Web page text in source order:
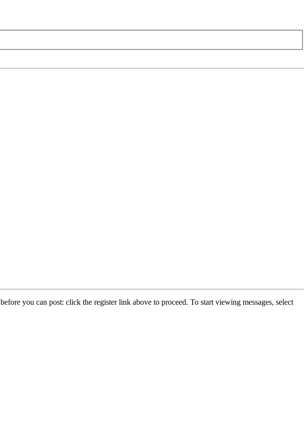
before you can post: click the register link above to proceed. To start viewing messages, select